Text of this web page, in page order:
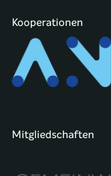
Kooperationen
Mitgliedschaften